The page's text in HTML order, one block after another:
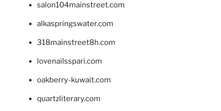
salon104mainstreet.com
alkaspringswater.com
318mainstreet8h.com
lovenailsspari.com
oakberry-kuwait.com
quartzliterary.com